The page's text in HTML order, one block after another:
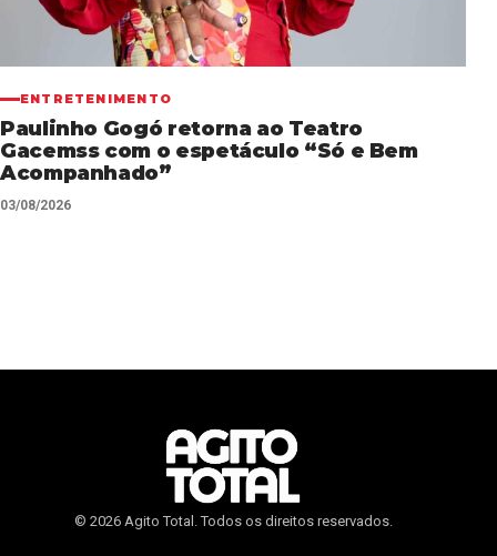
ENTRETENIMENTO
Paulinho Gogó retorna ao Teatro
Gacemss com o espetáculo “Só e Bem
Acompanhado”
03/08/2026
© 2026 Agito Total. Todos os direitos reservados.